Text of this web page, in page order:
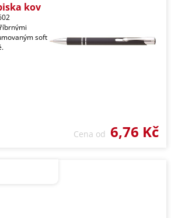
kov
soft
Cena od 6,76 Kč